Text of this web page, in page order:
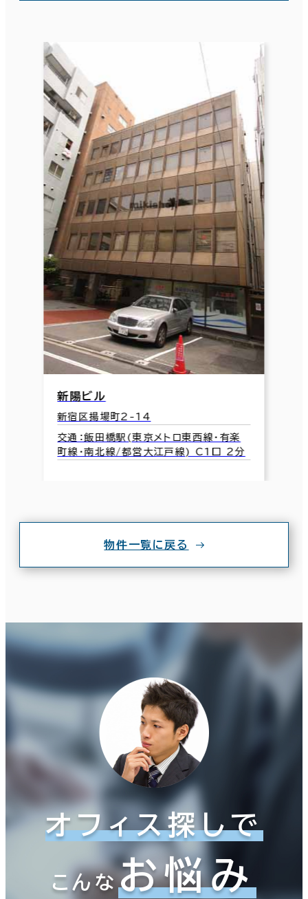
新陽ビル
新宿区揚場町2-14
交通：飯田橋駅(東京メトロ東西線･有楽
町線･南北線/都営大江戸線) C1口 2分
物件一覧に戻る
オフィス探しで
こんなお悩み